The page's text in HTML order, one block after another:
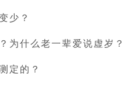
少？
为什么老一辈爱说虚岁？
定的？